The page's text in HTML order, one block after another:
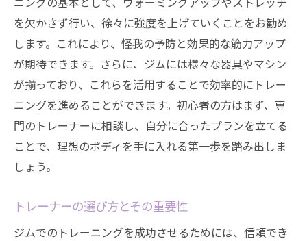
を欠かさず行い、徐々に強度を上げていくことをお勧め
します。これにより、怪我の予防と効果的な筋力アップ
が期待できます。さらに、ジムには様々な器具やマシン
が揃っており、これらを活用することで効率的にトレー
ニングを進めることができます。初心者の方はまず、専
門のトレーナーに相談し、自分に合ったプランを立てる
ことで、理想のボディを手に入れる第一歩を踏み出しま
しょう。
トレーナーの選び方とその重要性
ジムでのトレーニングを成功させるためには、信頼でき